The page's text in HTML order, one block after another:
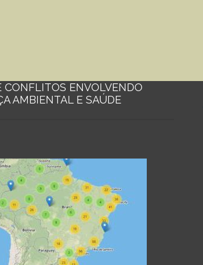
CONFLITOS ENVOLVENDO
AMBIENTAL E SAÚDE